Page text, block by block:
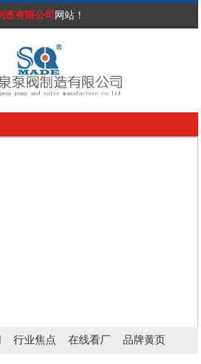
造有限公司 网站！
行业焦点 在线看厂 品牌黄页